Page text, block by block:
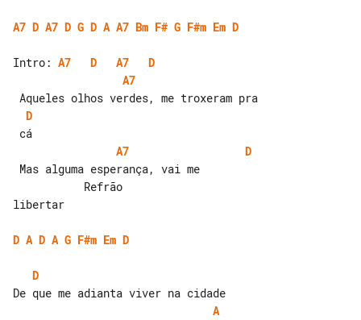
A7 D A7 D G D A A7 Bm F# G F#m Em D
Intro: A7 D A7
D
A7
D
A7
D
libertar
D A D A G F#m Em D
D
A